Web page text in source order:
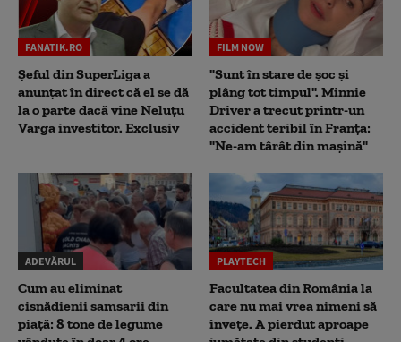
FANATIK.RO
Șeful din SuperLiga a
anunțat în direct că el se dă
la o parte dacă vine Neluțu
Varga investitor. Exclusiv
FILM NOW
"Sunt în stare de șoc și
plâng tot timpul". Minnie
Driver a trecut printr-un
accident teribil în Franța:
"Ne-am târât din mașină"
ADEVĂRUL
Cum au eliminat
cisnădienii samsarii din
piață: 8 tone de legume
PLAYTECH
Facultatea din România la
care nu mai vrea nimeni să
înveţe. A pierdut aproape